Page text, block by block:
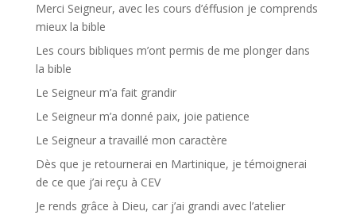
Merci Seigneur, avec les cours d’éffusion je comprends
mieux la bible
Les cours bibliques m’ont permis de me plonger dans
la bible
Le Seigneur m’a fait grandir
Le Seigneur m’a donné paix, joie patience
Le Seigneur a travaillé mon caractère
Dès que je retournerai en Martinique, je témoignerai
de ce que j’ai reçu à CEV
Je rends grâce à Dieu, car j’ai grandi avec l’atelier